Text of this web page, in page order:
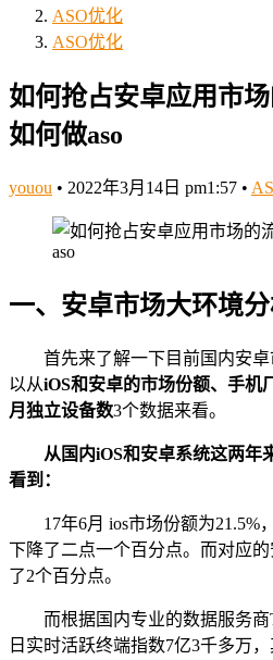
ASO优化
ASO优化
如何抢占安卓应用市
如何做aso
youou • 2022年3月14日 pm1:57 •
一、安卓市场大环境
首先来了解一下目前国内安
以从iOS和安卓的市场份额、手机
月独立设备数3个数据来看。
从国内iOS和安卓系统这两年
看到：
17年6月 ios市场份额为21.5%
下降了二点一个百分点。而对应
了2个百分点。
而根据国内专业的数据服务商
日实时活跃终端指数7亿3千多万